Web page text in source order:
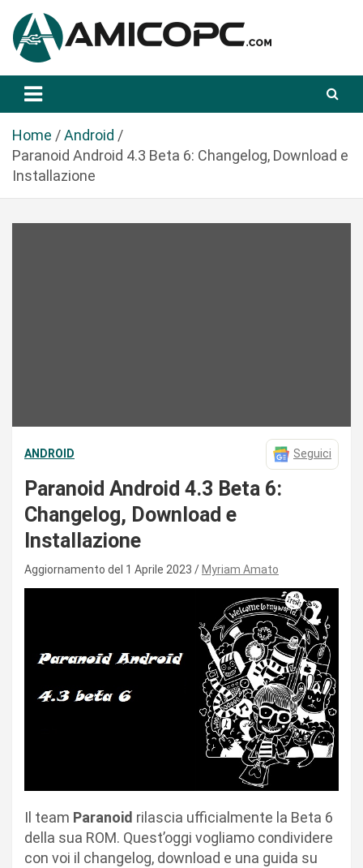
a
Amicopc.com
Home
Android
Paranoid Android 4.3 Beta 6: Changelog, Download e
Installazione
ANDROID Seguici
Paranoid Android 4.3 Beta 6:
Changelog, Download e
Installazione
Aggiornamento del 1 Aprile 2023 Myriam Amato
Il team Paranoid rilascia ufficialmente la Beta 6
della sua ROM. Quest’oggi vogliamo condividere
con voi il changelog, download e una guida su